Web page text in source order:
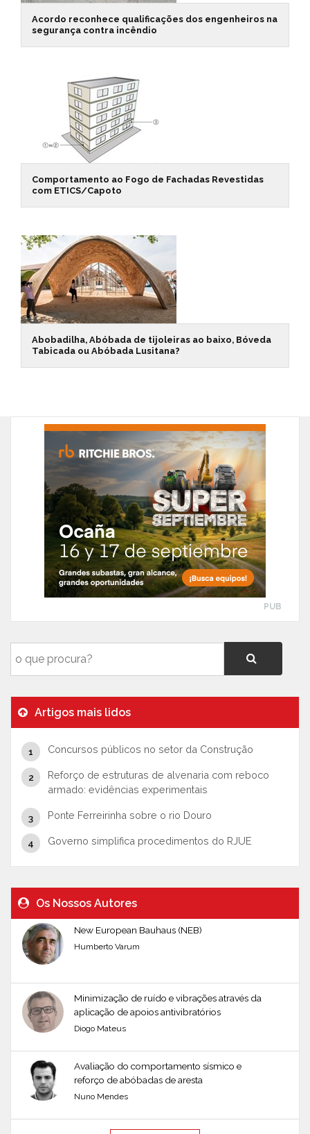
Acordo reconhece qualificações dos engenheiros na
segurança contra incêndio
Comportamento ao Fogo de Fachadas Revestidas
com ETICS/Capoto
Abobadilha, Abóbada de tijoleiras ao baixo, Bóveda
Tabicada ou Abóbada Lusitana?
PUB
Artigos mais lidos
Concursos públicos no setor da Construção
Reforço de estruturas de alvenaria com reboco
armado: evidências experimentais
Ponte Ferreirinha sobre o rio Douro
Governo simplifica procedimentos do RJUE
Os Nossos Autores
New European Bauhaus (NEB)
Humberto Varum
Minimização de ruído e vibrações através da
aplicação de apoios antivibratórios
Diogo Mateus
Avaliação do comportamento sísmico e
reforço de abóbadas de aresta
Nuno Mendes